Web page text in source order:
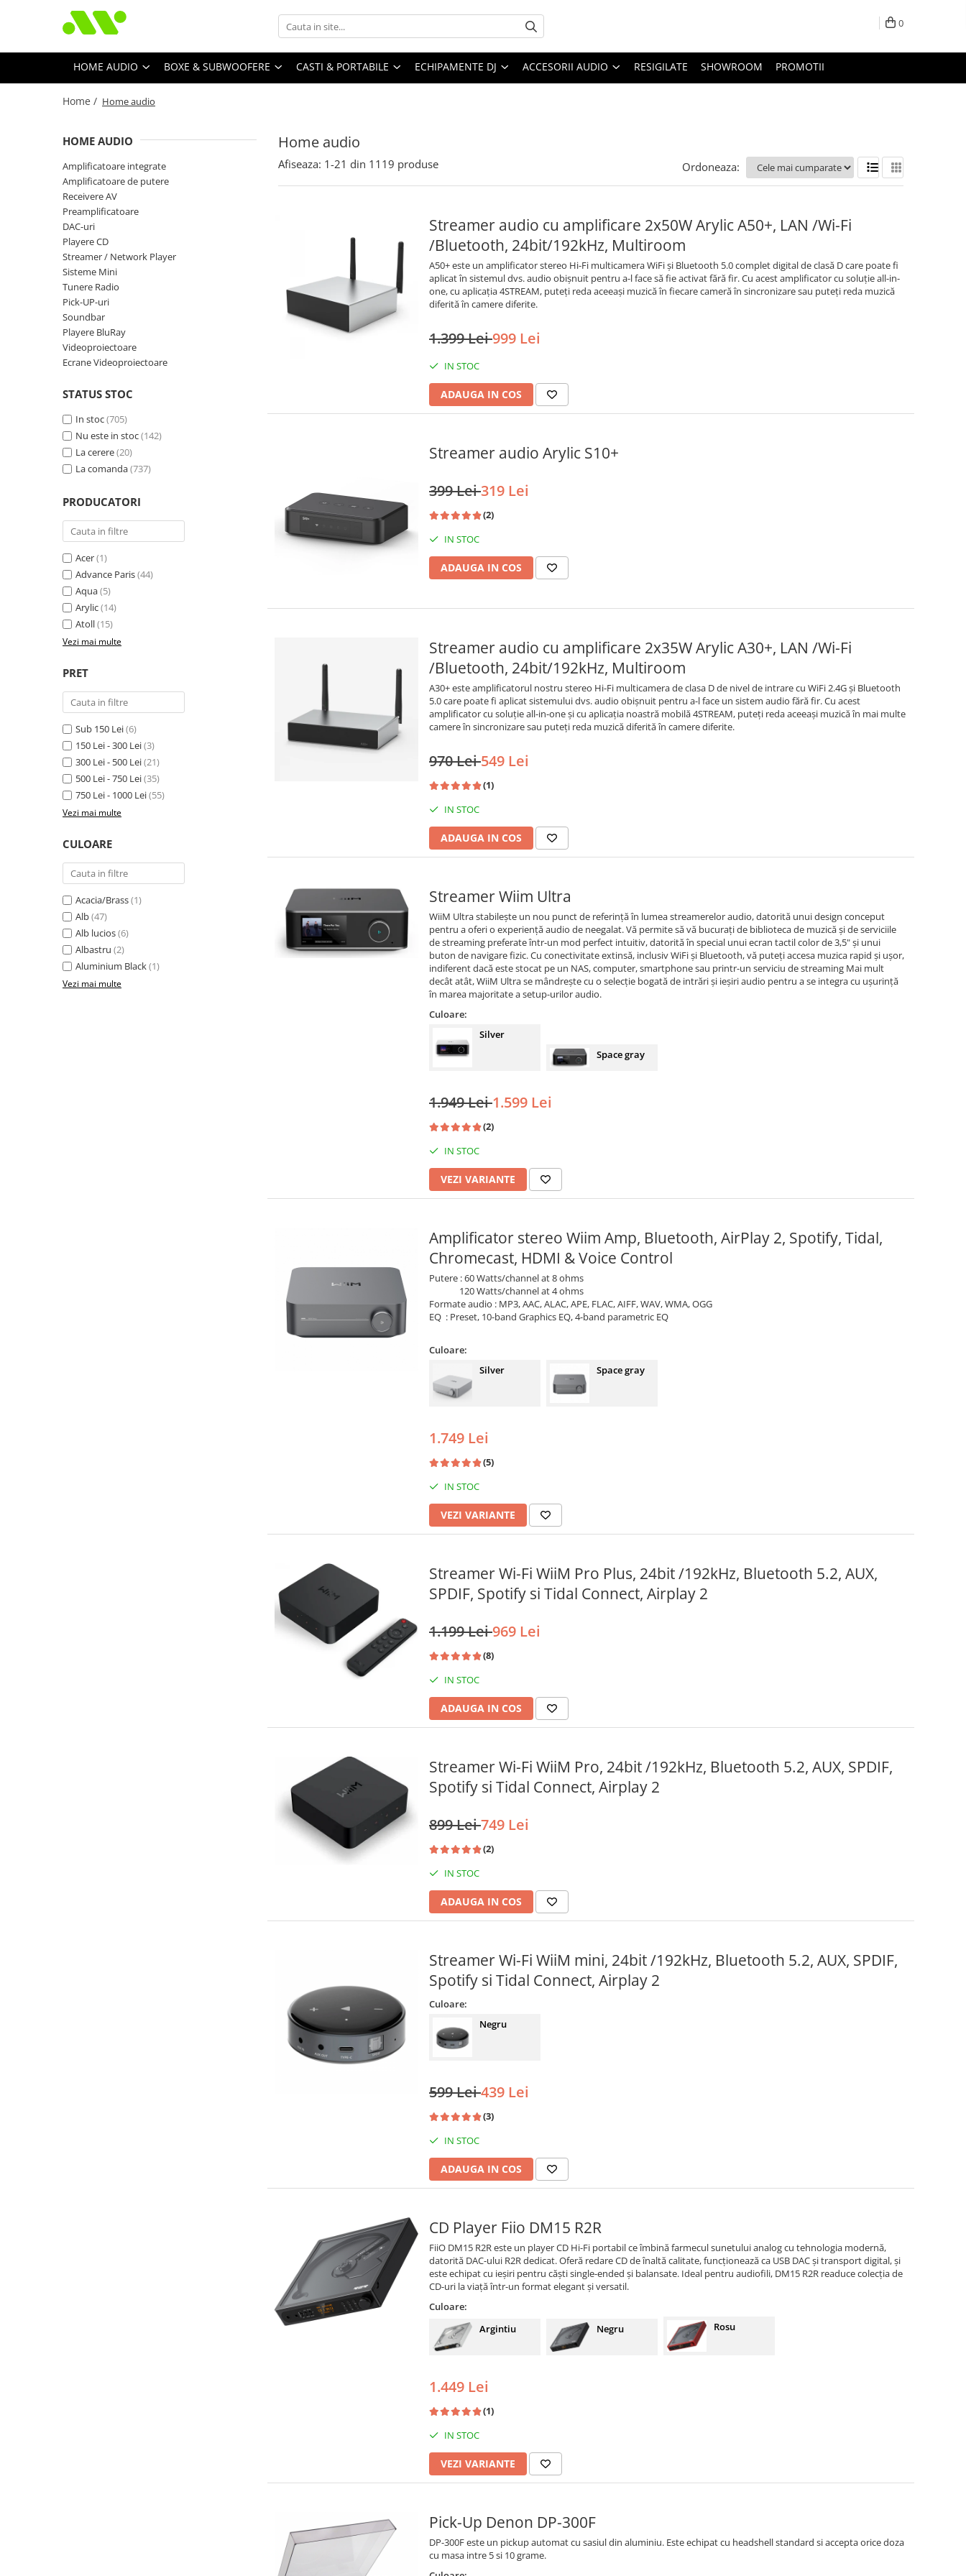
0
HOME AUDIO BOXE & SUBWOOFERE CASTI & PORTABILE ECHIPAMENTE DJ ACCESORII AUDIO RESIGILATE SHOWROOM PROMOTII
Home / Home audio
Home audio
HOME AUDIO
Amplificatoare integrate
Amplificatoare de putere
Receivere AV
Preamplificatoare
DAC-uri
Playere CD
Streamer / Network Player
Sisteme Mini
Tunere Radio
Pick-UP-uri
Soundbar
Playere BluRay
Videoproiectoare
Ecrane Videoproiectoare
STATUS STOC
In stoc(705)
Nu este in stoc(142)
La cerere(20)
La comanda(737)
PRODUCATORI
Acer(1)
Advance Paris(44)
Aqua(5)
Arylic(14)
Atoll(15)
Vezi mai multe
PRET
Sub 150 Lei(6)
150 Lei - 300 Lei(3)
300 Lei - 500 Lei(21)
500 Lei - 750 Lei(35)
750 Lei - 1000 Lei(55)
Vezi mai multe
CULOARE
Acacia/Brass(1)
Alb(47)
Alb lucios(6)
Albastru (2)
Aluminium Black(1)
Vezi mai multe
Afiseaza: 1-21 din 1119 produse Ordoneaza:
Streamer audio cu amplificare 2x50W Arylic A50+, LAN /Wi-Fi
/Bluetooth, 24bit/192kHz, Multiroom
A50+ este un amplificator stereo Hi-Fi multicamera WiFi și Bluetooth 5.0 complet digital de clasă D care poate fi
aplicat în sistemul dvs. audio obișnuit pentru a-l face să fie activat fără fir. Cu acest amplificator cu soluție all-in-
one, cu aplicația 4STREAM, puteți reda aceeași muzică în fiecare cameră în sincronizare sau puteți reda muzică
diferită în camere diferite.
1.399 Lei999 Lei
IN STOC
ADAUGA IN COS
Streamer audio Arylic S10+
399 Lei319 Lei
(2)
IN STOC
ADAUGA IN COS
Streamer audio cu amplificare 2x35W Arylic A30+, LAN /Wi-Fi
/Bluetooth, 24bit/192kHz, Multiroom
A30+ este amplificatorul nostru stereo Hi-Fi multicamera de clasa D de nivel de intrare cu WiFi 2.4G și Bluetooth
5.0 care poate fi aplicat sistemului dvs. audio obișnuit pentru a-l face un sistem audio fără fir. Cu acest
amplificator cu soluție all-in-one și cu aplicația noastră mobilă 4STREAM, puteți reda aceeași muzică în mai multe
camere în sincronizare sau puteți reda muzică diferită în camere diferite.
970 Lei549 Lei
(1)
IN STOC
ADAUGA IN COS
Streamer Wiim Ultra
WiiM Ultra stabilește un nou punct de referință în lumea streamerelor audio, datorită unui design conceput
pentru a oferi o experiență audio de neegalat. Vă permite să vă bucurați de biblioteca de muzică și de serviciile
de streaming preferate într-un mod perfect intuitiv, datorită în special unui ecran tactil color de 3,5" și unui
buton de navigare fizic. Cu conectivitate extinsă, inclusiv WiFi și Bluetooth, vă puteți accesa muzica rapid și ușor,
indiferent dacă este stocat pe un NAS, computer, smartphone sau printr-un serviciu de streaming Mai mult
decât atât, WiiM Ultra se mândrește cu o selecție bogată de intrări și ieșiri audio pentru a se integra cu ușurință
în marea majoritate a setup-urilor audio.
Culoare:
Silver
Space gray
1.949 Lei1.599 Lei
(2)
IN STOC
VEZI VARIANTE
Amplificator stereo Wiim Amp, Bluetooth, AirPlay 2, Spotify, Tidal,
Chromecast, HDMI & Voice Control
Putere : 60 Watts/channel at 8 ohms
120 Watts/channel at 4 ohms
Formate audio : MP3, AAC, ALAC, APE, FLAC, AIFF, WAV, WMA, OGG
EQ : Preset, 10-band Graphics EQ, 4-band parametric EQ
Culoare:
Silver
Space gray
1.749 Lei
(5)
IN STOC
VEZI VARIANTE
Streamer Wi-Fi WiiM Pro Plus, 24bit /192kHz, Bluetooth 5.2, AUX,
SPDIF, Spotify si Tidal Connect, Airplay 2
1.199 Lei969 Lei
(8)
IN STOC
ADAUGA IN COS
Streamer Wi-Fi WiiM Pro, 24bit /192kHz, Bluetooth 5.2, AUX, SPDIF,
Spotify si Tidal Connect, Airplay 2
899 Lei749 Lei
(2)
IN STOC
ADAUGA IN COS
Streamer Wi-Fi WiiM mini, 24bit /192kHz, Bluetooth 5.2, AUX, SPDIF,
Spotify si Tidal Connect, Airplay 2
Culoare:
Negru
599 Lei439 Lei
(3)
IN STOC
ADAUGA IN COS
CD Player Fiio DM15 R2R
FiiO DM15 R2R este un player CD Hi-Fi portabil ce îmbină farmecul sunetului analog cu tehnologia modernă,
datorită DAC-ului R2R dedicat. Oferă redare CD de înaltă calitate, funcționează ca USB DAC și transport digital, și
este echipat cu ieșiri pentru căști single-ended și balansate. Ideal pentru audiofili, DM15 R2R readuce colecția de
CD-uri la viață într-un format elegant și versatil.
Culoare:
Argintiu
Negru Rosu
1.449 Lei
(1)
IN STOC
VEZI VARIANTE
Pick-Up Denon DP-300F
DP-300F este un pickup automat cu sasiul din aluminiu. Este echipat cu headshell standard si accepta orice doza
cu masa intre 5 si 10 grame.